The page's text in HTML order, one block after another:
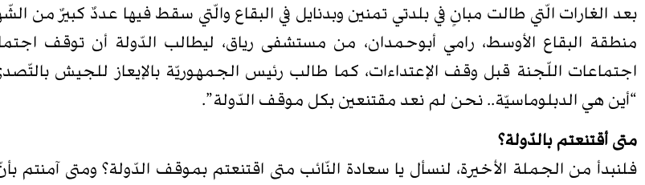
بعد الغارات الّتي طالت مبانٍ في بلدتي تمنين وبدنايل في البقاع والّتي سقط فيها عددٌ كبيرٌ من
منطقة البقاع الأوسط، رامي أبوحمدان، من مستشفى رياق، ليطالب الدّولة أن توقف
اجتماعات اللّجنة قبل وقف الإعتداءات، كما طالب رئيس الجمهوريّة بالإيعاز للجيش
“أين هي الدبلوماسيّة.. نحن لم نعد مقتنعين بكل موقف الدّولة”.
متى أقتنعتم بالدّولة؟
فلنبدأ من الجملة الأخيرة، لنسأل يا سعادة النّائب متى اقتنعتم بموقف الدّولة؟ ومتى آمنتم